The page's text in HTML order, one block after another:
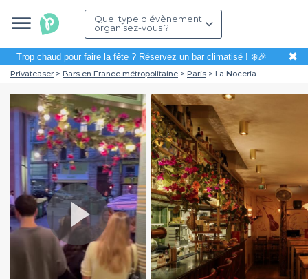
Quel type d'évènement
organisez-vous ?
Trop chaud pour faire la fête ? Réservez un bar climatisé! ❄️🎉 ✖
Privateaser Bars en France métropolitaine Paris La Noceria